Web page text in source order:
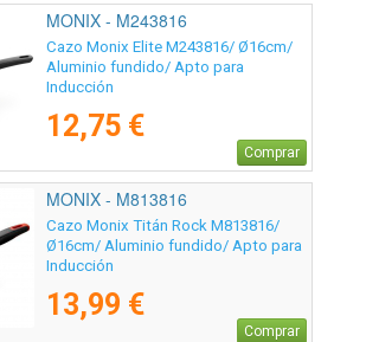
MONIX - M243816
Cazo Monix Elite M243816/ Ø16cm/
Aluminio fundido/ Apto para
Inducción
12,75 €
Comprar
MONIX - M813816
Cazo Monix Titán Rock M813816/
Ø16cm/ Aluminio fundido/ Apto para
Inducción
13,99 €
Comprar